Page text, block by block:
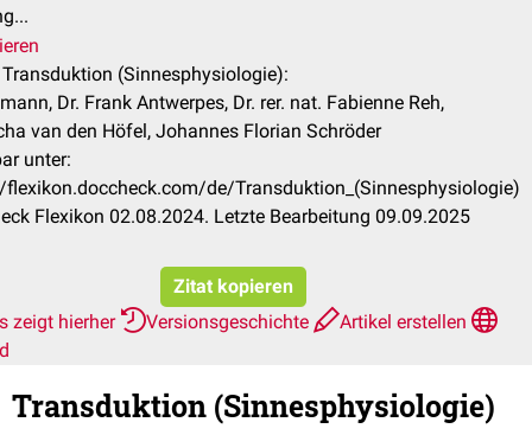
(Sinnesphysiologie):
Dr. Frank Antwerpes, Dr. rer. nat. Fabienne Reh,
van den Höfel, Johannes Florian Schröder
unter:
de/Transduktion_(Sinnesphysiologie)
Flexikon 02.08.2024. Letzte Bearbeitung 09.09.2025
Zitat kopieren
zeigt hierher
Versionsgeschichte
Artikel erstellen
Transduktion (Sinnesphysiologie)